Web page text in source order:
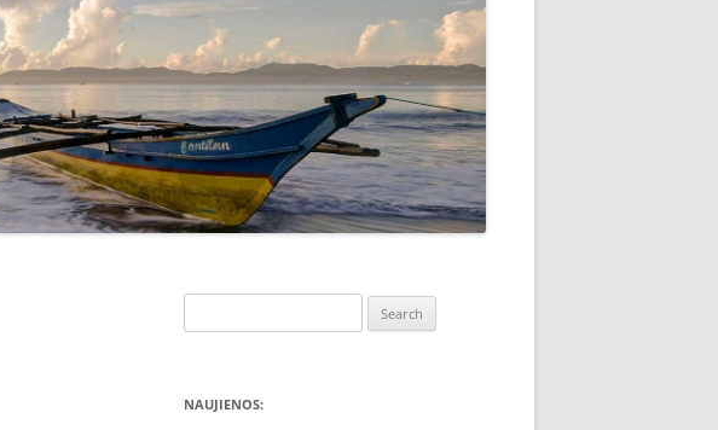
for:
NAUJIENOS: